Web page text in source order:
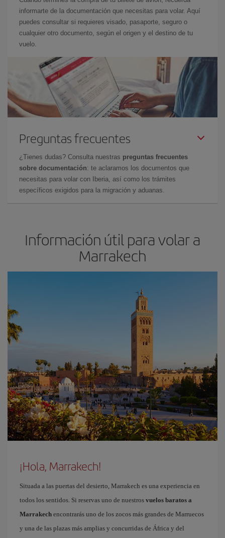
informarte de la documentación que necesitas para volar. Aquí
puedes consultar si requieres visado, pasaporte, seguro o
cualquier otro documento, según el origen y el destino de tu
vuelo.
Preguntas frecuentes
¿Tienes dudas? Consulta nuestras preguntas frecuentes
sobre documentación: te aclaramos los documentos que
necesitas para volar con Iberia, así como los trámites
específicos exigidos para la migración y aduanas.
Información útil para volar a
Marrakech
¡Hola, Marrakech!
Situada a las puertas del desierto, Marrakech es una experiencia en
todos los sentidos. Si reservas uno de nuestros vuelos baratos a
Marrakech encontrarás uno de los zocos más grandes de Marruecos
y una de las plazas más amplias y concurridas de África y del